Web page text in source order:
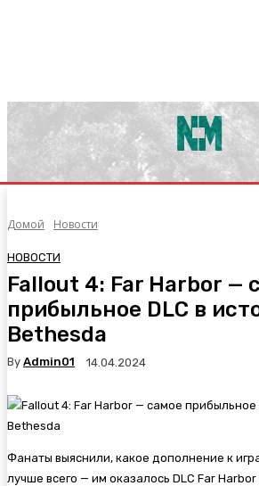
Домой Новости
НОВОСТИ
Fallout 4: Far Harbor —
прибыльное DLC в
Bethesda
By Admin01 14.04.2024
Фанаты выяснили, какое дополнение к
лучше всего — им оказалось DLC Far Harbor